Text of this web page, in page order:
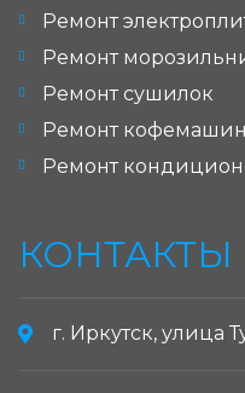
Ремонт
Ремонт
Ремонт сушилок
Ремонт кофемашин
Ремонт
КОНТАКТЫ
г. Иркутск, улица